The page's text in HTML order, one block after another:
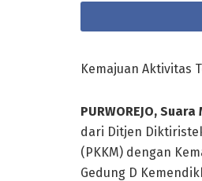
Kemajuan Aktivitas
PURWOREJO,
dari Ditjen
(PKKM) dengan
Gedung D